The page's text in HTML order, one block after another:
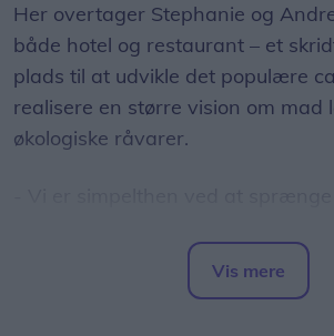
Her overtager Stephanie og
både hotel og restaurant – et
plads til at udvikle det populære
realisere en større vision om mad
økologiske råvarer.
plads, og nu får vi mulighed for
vores idéer ud og tage Capu til
Vis mere